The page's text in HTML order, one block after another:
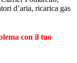
d’aria, ricarica gas
con il tuo